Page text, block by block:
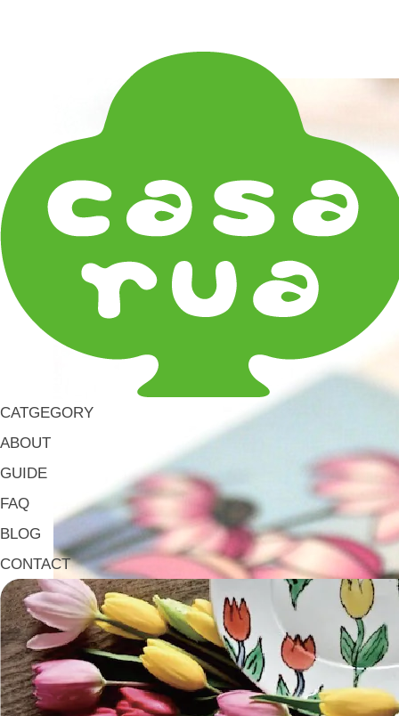
CATGEGORY
ABOUT
GUIDE
FAQ
BLOG
CONTACT